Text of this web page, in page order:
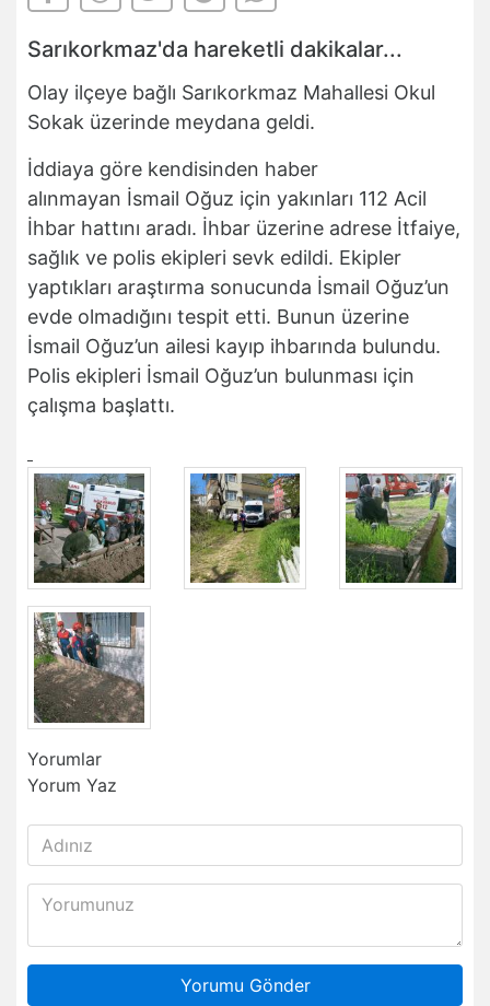
Sarıkorkmaz'da hareketli dakikalar...
Olay ilçeye bağlı Sarıkorkmaz Mahallesi Okul
Sokak üzerinde meydana geldi.
İddiaya göre kendisinden haber
alınmayan İsmail Oğuz için yakınları 112 Acil
İhbar hattını aradı. İhbar üzerine adrese İtfaiye,
sağlık ve polis ekipleri sevk edildi. Ekipler
yaptıkları araştırma sonucunda İsmail Oğuz’un
evde olmadığını tespit etti. Bunun üzerine
İsmail Oğuz’un ailesi kayıp ihbarında bulundu.
Polis ekipleri İsmail Oğuz’un bulunması için
çalışma başlattı.
Yorumlar
Yorum Yaz
Yorumu Gönder